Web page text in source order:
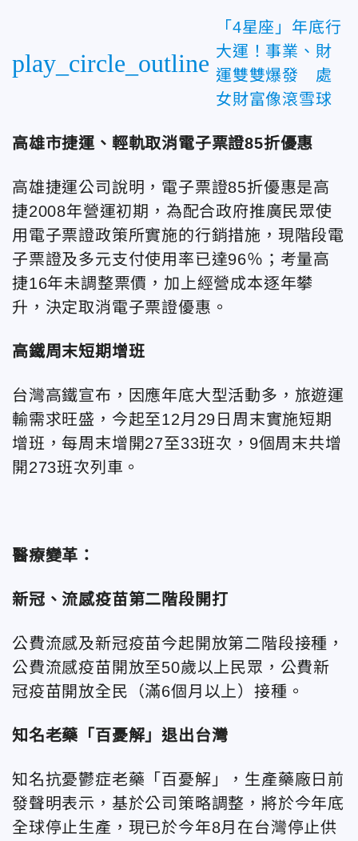
play_circle_outline
「4星座」年底行
大運！事業、財
運雙雙爆發 處
女財富像滾雪球
高雄市捷運、輕軌取消電子票證85折優惠
高雄捷運公司說明，電子票證85折優惠是高
捷2008年營運初期，為配合政府推廣民眾使
用電子票證政策所實施的行銷措施，現階段電
子票證及多元支付使用率已達96％；考量高
捷16年未調整票價，加上經營成本逐年攀
升，決定取消電子票證優惠。
高鐵周末短期增班
台灣高鐵宣布，因應年底大型活動多，旅遊運
輸需求旺盛，今起至12月29日周末實施短期
增班，每周末增開27至33班次，9個周末共增
開273班次列車。
醫療變革：
新冠、流感疫苗第二階段開打
公費流感及新冠疫苗今起開放第二階段接種，
公費流感疫苗開放至50歲以上民眾，公費新
冠疫苗開放全民（滿6個月以上）接種。
知名老藥「百憂解」退出台灣
知名抗憂鬱症老藥「百憂解」，生產藥廠日前
發聲明表示，基於公司策略調整，將於今年底
全球停止生產，現已於今年8月在台灣停止供